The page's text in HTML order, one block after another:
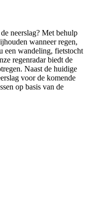
neerslag? Met behulp
wanneer regen,
een wandeling, fietstocht
regenradar biedt de
Naast de huidige
voor de komende
op basis van de